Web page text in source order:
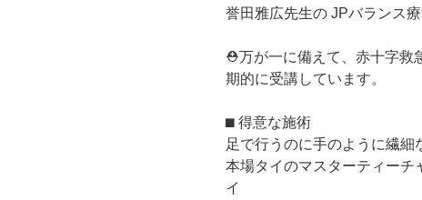
誉田雅広先生の JPバランス
⛑️万が一に備えて、赤十字救
期的に受講しています。
⬛︎ 得意な施術
足で行うのに手のように繊細
本場タイのマスターティー
イ